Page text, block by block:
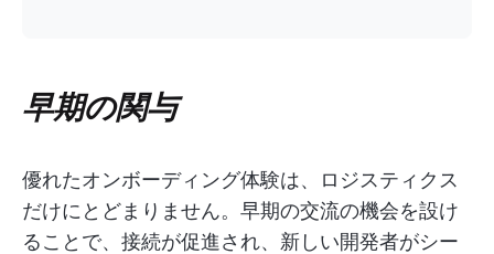
早期の関与
優れたオンボーディング体験は、ロジスティクス
だけにとどまりません。早期の交流の機会を設け
ることで、接続が促進され、新しい開発者がシー